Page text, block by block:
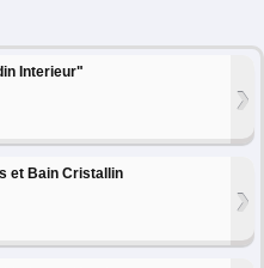
Interieur" ›
et Bain Cristallin ›